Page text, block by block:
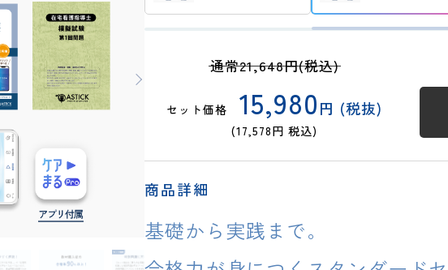
通常21,648円(税込)
セット価格 15,980円 (税抜)
(17,578円 税込)
商品詳細
基礎から実践まで。